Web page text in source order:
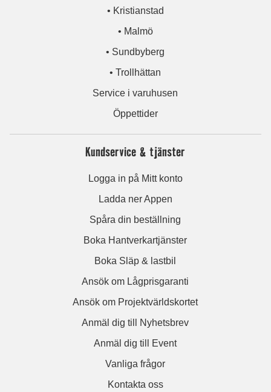
• Kristianstad
• Malmö
• Sundbyberg
• Trollhättan
Service i varuhusen
Öppettider
Kundservice & tjänster
Logga in på Mitt konto
Ladda ner Appen
Spåra din beställning
Boka Hantverkartjänster
Boka Släp & lastbil
Ansök om Lågprisgaranti
Ansök om Projektvärldskortet
Anmäl dig till Nyhetsbrev
Anmäl dig till Event
Vanliga frågor
Kontakta oss